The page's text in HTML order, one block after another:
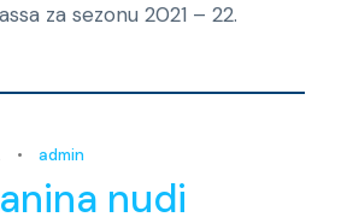
za sezonu 2021 – 22.
• admin
nudi